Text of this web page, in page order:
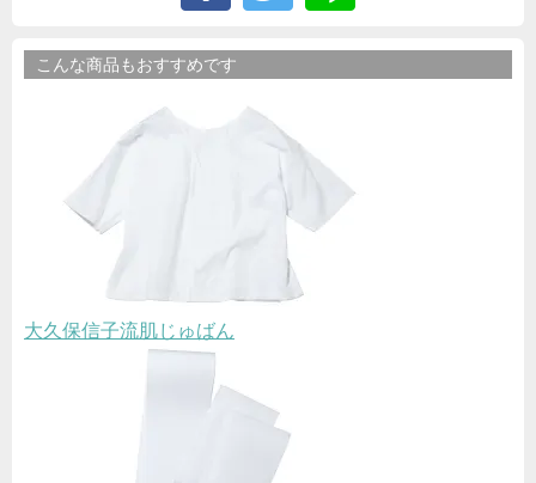
こんな商品もおすすめです
大久保信子流肌じゅばん